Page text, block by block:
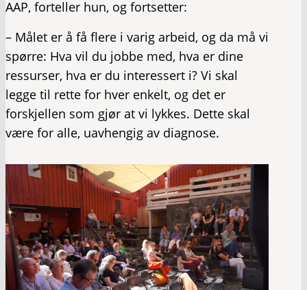
AAP, forteller hun, og fortsetter:
– Målet er å få flere i varig arbeid, og da må vi
spørre: Hva vil du jobbe med, hva er dine
ressurser, hva er du interessert i? Vi skal
legge til rette for hver enkelt, og det er
forskjellen som gjør at vi lykkes. Dette skal
være for alle, uavhengig av diagnose.